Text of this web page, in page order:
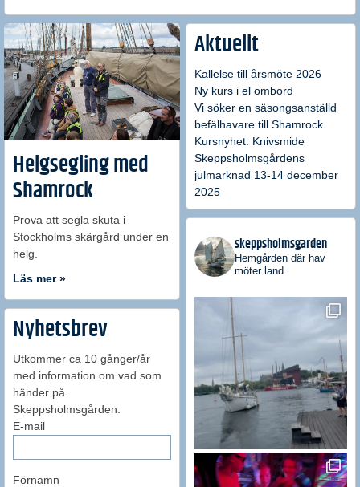
Helgsegling med
Shamrock
Prova att segla skuta i
Stockholms skärgård under en
helg.
Läs mer »
Nyhetsbrev
Utkommer ca 10 gånger/år
med information om vad som
händer på
Skeppsholmsgården.
E-mail
Förnamn
Aktuellt
Kallelse till årsmöte 2026
Ny kurs i el ombord
Vi söker en säsongsanställd
befälhavare till Shamrock
Kursnyhet: Knivsmide
Skeppsholmsgårdens
julmarknad 13-14 december
2025
skeppsholmsgarden
Hemgården där hav
möter land.